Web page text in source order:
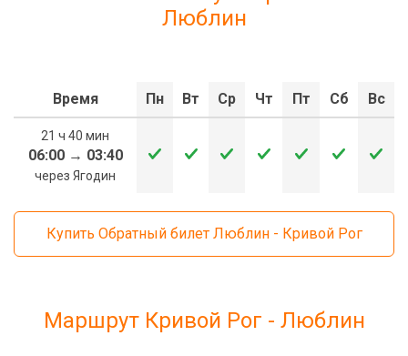
Люблин
Время Пн Вт Ср Чт Пт Сб Вс
21 ч 40 мин
06:00→ 03:40
через Ягодин
Купить Обратный билет Люблин - Кривой Рог
Маршрут Кривой Рог - Люблин